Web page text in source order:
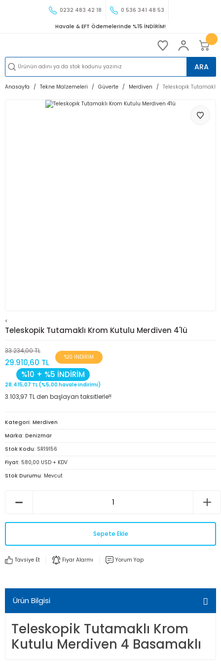
0232 483 42 18 0 536 341 48 53
Havale & EFT Ödemelerinde %15 İNDİRİM!
ARA
Anasayfa Tekne Malzemeleri Güverte Merdiven Teleskopik Tutamaklı
<
Teleskopik Tutamaklı Krom Kutulu Merdiven 4'lü
33.234,00 TL
29.910,60 TL
%10 İNDİRİM
%10 + %5 İNDİRİM
28.415,07 TL (%5,00 havale indirimi)
3.103,97 TL den başlayan taksitlerle!!
Kategori Merdiven
Marka Denizmar
Stok Kodu SR19156
Fiyat 580,00 USD + KDV
Stok Durumu Mevcut
Sepete Ekle
Tavsiye Et Fiyar Alarmı Yorum Yap
Ürün Bilgisi
Teleskopik Tutamaklı Krom
Kutulu Merdiven 4 Basamaklı